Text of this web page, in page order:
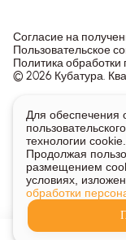
© 2026 Кубатура.
Согласие на
Пользовательское
Политика
Информация о
публичной
характер.
Для получения
указанных товаров
Для обеспечения
технологии cookie.
Продолжая
размещением
условиях,
обработки